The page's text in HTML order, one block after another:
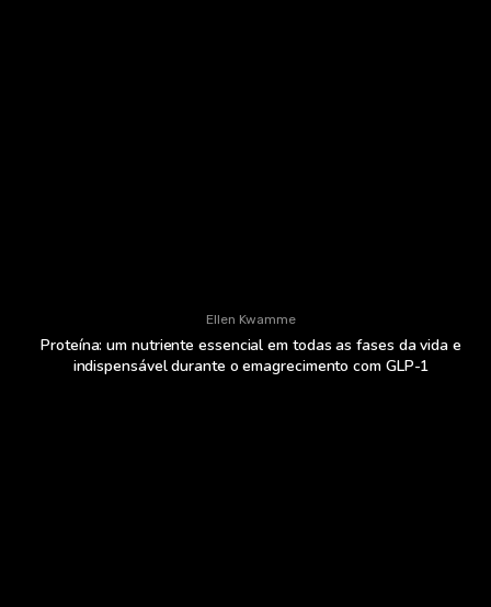
Ellen Kwamme
Proteína: um nutriente essencial em todas as fases da vida e
indispensável durante o emagrecimento com GLP-1